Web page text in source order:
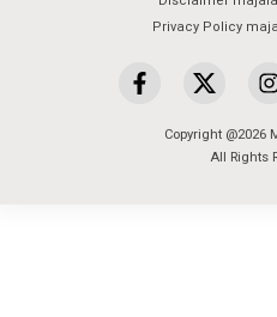
Privacy Policy
Copyright @2026
All Rights